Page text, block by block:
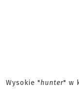
Wysokie "hunter" w